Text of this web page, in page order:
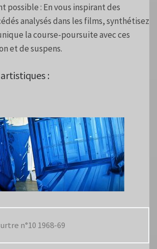
possible : En vous inspirant des
analysés dans les films, synthétisez
la course-poursuite avec ces
et de suspens.
:
n°10 1968-69